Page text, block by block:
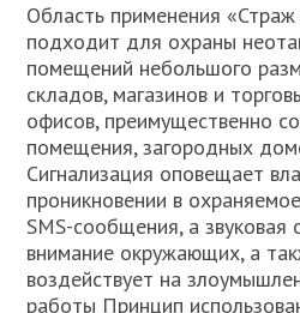
Область применения
подходит для охраны
помещений небольшого
складов, магазинов и
офисов, преимущественно
помещения, загородных
Сигнализация оповещает
проникновении в
SMS-сообщения, а звуковая
внимание окружающих, а
воздействует на
работы Принцип